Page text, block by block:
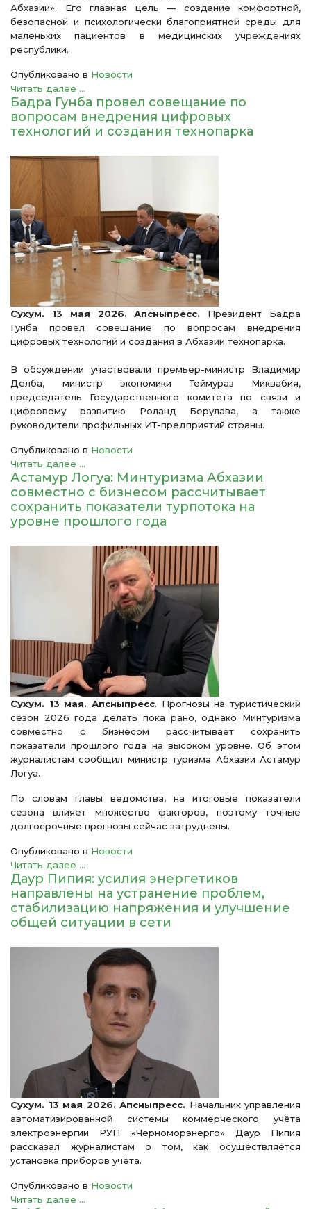
Абхазии». Его главная цель — создание комфортной,
безопасной и психологически благоприятной среды для
маленьких пациентов в медицинских учреждениях
республики.
Опубликовано в Новости
Читать далее ...
Бадра Гунба провел совещание по
вопросам внедрения цифровых
технологий и создания технопарка
Сухум. 13 мая 2026. Апсныпресс. Президент Бадра
Гунба провел совещание по вопросам внедрения
цифровых технологий и создания в Абхазии технопарка.
В обсуждении участвовали премьер-министр Владимир
Делба, министр экономики Теймураз Миквабия,
председатель Государственного комитета по связи и
цифровому развитию Роланд Берулава, а также
руководители профильных ИТ-предприятий страны.
Опубликовано в Новости
Читать далее ...
Астамур Логуа: Минтуризма Абхазии
совместно с бизнесом рассчитывает
сохранить показатели турпотока на
уровне прошлого года
Сухум. 13 мая. Апсныпресс. Прогнозы на туристический
сезон 2026 года делать пока рано, однако Минтуризма
совместно с бизнесом рассчитывает сохранить
показатели прошлого года на высоком уровне. Об этом
журналистам сообщил министр туризма Абхазии Астамур
Логуа.
По словам главы ведомства, на итоговые показатели
сезона влияет множество факторов, поэтому точные
долгосрочные прогнозы сейчас затруднены.
Опубликовано в Новости
Читать далее ...
Даур Пипия: усилия энергетиков
направлены на устранение проблем,
стабилизацию напряжения и улучшение
общей ситуации в сети
Сухум. 13 мая 2026. Апсныпресс. Начальник управления
автоматизированной системы коммерческого учёта
электроэнергии РУП «Черноморэнерго» Даур Пипия
рассказал журналистам о том, как осуществляется
установка приборов учёта.
Опубликовано в Новости
Читать далее ...